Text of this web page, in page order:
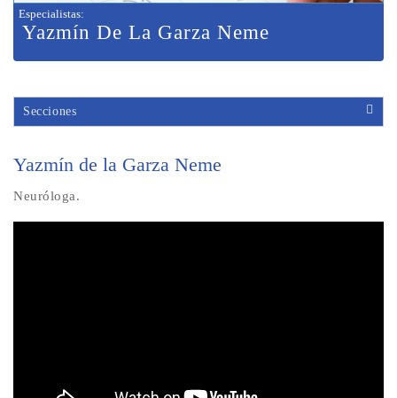
Especialistas:
Yazmín De La Garza Neme
Secciones
Yazmín de la Garza Neme
Neuróloga.